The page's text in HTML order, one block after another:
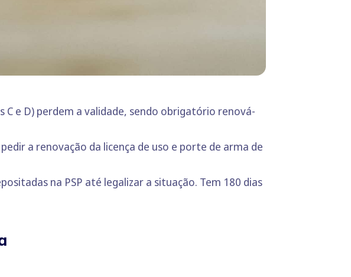
C e D) perdem a validade, sendo obrigatório renová-
a renovação da licença de uso e porte de arma de
na PSP até legalizar a situação. Tem 180 dias